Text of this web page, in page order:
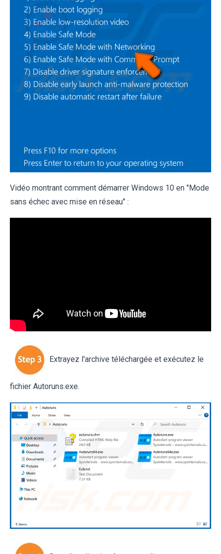
Vidéo montrant comment démarrer Windows 10 en "Mode
sans échec avec mise en réseau" :
Extrayez l'archive téléchargée et exécutez le
fichier Autoruns.exe.